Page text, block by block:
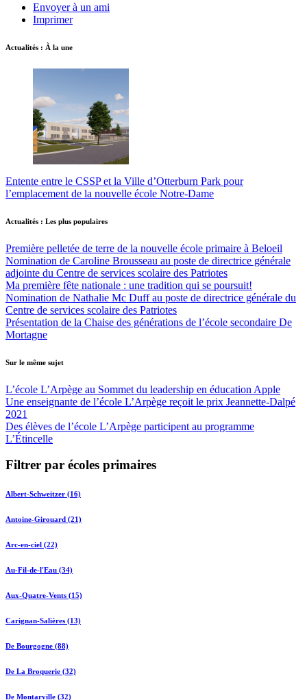
Envoyer à un ami
Imprimer
Actualités : À la une
Entente entre le CSSP et la Ville d’Otterburn Park pour
l’emplacement de la nouvelle école Notre-Dame
Actualités : Les plus populaires
Première pelletée de terre de la nouvelle école primaire à Beloeil
Nomination de Caroline Brousseau au poste de directrice générale
adjointe du Centre de services scolaire des Patriotes
Ma première fête nationale : une tradition qui se poursuit!
Nomination de Nathalie Mc Duff au poste de directrice générale du
Centre de services scolaire des Patriotes
Présentation de la Chaise des générations de l’école secondaire De
Mortagne
Sur le même sujet
L’école L’Arpège au Sommet du leadership en éducation Apple
Une enseignante de l’école L’Arpège reçoit le prix Jeannette-Dalpé
2021
Des élèves de l’école L’Arpège participent au programme
L’Étincelle
Filtrer par écoles primaires
Albert-Schweitzer (16)
Antoine-Girouard (21)
Arc-en-ciel (22)
Au-Fil-de-l'Eau (34)
Aux-Quatre-Vents (15)
Carignan-Salières (13)
De Bourgogne (88)
De La Broquerie (32)
De Montarville (32)